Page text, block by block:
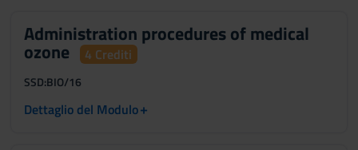
Administration procedures of medical
ozone 4 Crediti
SSD:BIO/16
Dettaglio del Modulo+